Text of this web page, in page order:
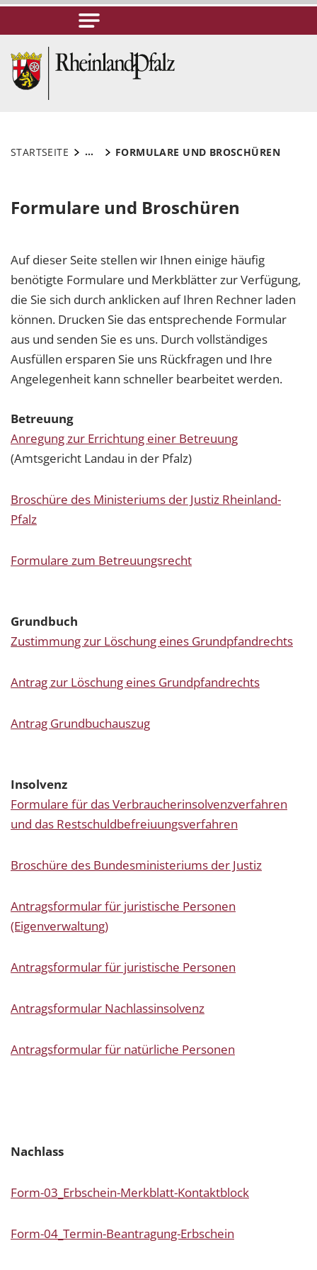
STARTSEITE ... FORMULARE UND BROSCHÜREN
Formulare und Broschüren
Auf dieser Seite stellen wir Ihnen einige häufig
benötigte Formulare und Merkblätter zur Verfügung,
die Sie sich durch anklicken auf Ihren Rechner laden
können. Drucken Sie das entsprechende Formular
aus und senden Sie es uns. Durch vollständiges
Ausfüllen ersparen Sie uns Rückfragen und Ihre
Angelegenheit kann schneller bearbeitet werden.
Betreuung
Anregung zur Errichtung einer Betreuung
(Amtsgericht Landau in der Pfalz)
Broschüre des Ministeriums der Justiz Rheinland-
Pfalz
Formulare zum Betreuungsrecht
Grundbuch
Zustimmung zur Löschung eines Grundpfandrechts
Antrag zur Löschung eines Grundpfandrechts
Antrag Grundbuchauszug
Insolvenz
Formulare für das Verbraucherinsolvenzverfahren
und das Restschuldbefreiuungsverfahren
Broschüre des Bundesministeriums der Justiz
Antragsformular für juristische Personen
(Eigenverwaltung)
Antragsformular für juristische Personen
Antragsformular Nachlassinsolvenz
Antragsformular für natürliche Personen
Nachlass
Form-03_Erbschein-Merkblatt-Kontaktblock
Form-04_Termin-Beantragung-Erbschein